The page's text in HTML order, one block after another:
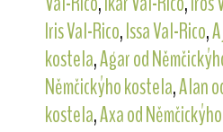
Iris Val-Rico,Issa Val-Rico,
kostela,Agar od
Němčickýho kostela,Alan
kostela,Axa od